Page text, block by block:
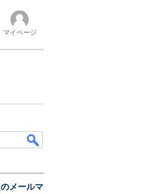
マイページ
メールマ